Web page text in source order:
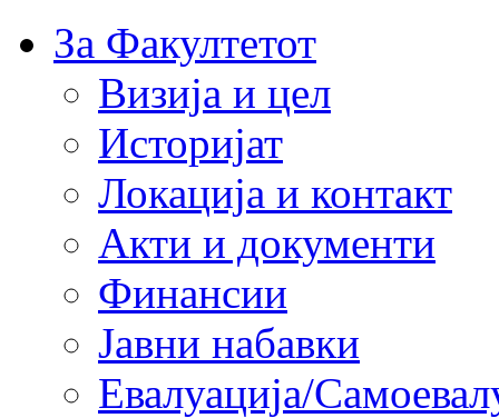
За Факултетот
Визија и цел
Историјат
Локација и контакт
Акти и документи
Финансии
Јавни набавки
Евалуација/